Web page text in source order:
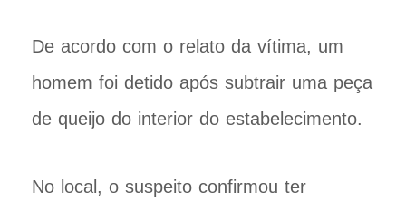
De acordo com o relato da vítima, um
homem foi detido após subtrair uma peça
de queijo do interior do estabelecimento.
No local, o suspeito confirmou ter